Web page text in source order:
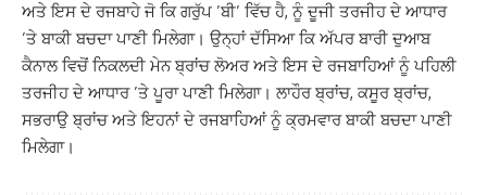
ਅਤੇ ਇਸ ਦੇ ਰਜਬਾਹੇ ਜੋ ਕਿ ਗਰੁੱਪ ’ਬੀ’ ਵਿੱਚ ਹੈ, ਨੂੰ ਦੂਜੀ ਤਰਜੀਹ ਦੇ ਆਧਾਰ
’ਤੇ ਬਾਕੀ ਬਚਦਾ ਪਾਣੀ ਮਿਲੇਗਾ। ਉਨ੍ਹਾਂ ਦੱਸਿਆ ਕਿ ਅੱਪਰ ਬਾਰੀ ਦੁਆਬ
ਕੈਨਾਲ ਵਿਚੋਂ ਨਿਕਲਦੀ ਮੇਨ ਬ੍ਰਾਂਚ ਲੋਅਰ ਅਤੇ ਇਸ ਦੇ ਰਜਬਾਹਿਆਂ ਨੂੰ ਪਹਿਲੀ
ਤਰਜੀਹ ਦੇ ਆਧਾਰ ’ਤੇ ਪੂਰਾ ਪਾਣੀ ਮਿਲੇਗਾ। ਲਾਹੌਰ ਬ੍ਰਾਂਚ, ਕਸੂਰ ਬ੍ਰਾਂਚ,
ਸਭਰਾਉ ਬ੍ਰਾਂਚ ਅਤੇ ਇਹਨਾਂ ਦੇ ਰਜਬਾਹਿਆਂ ਨੂੰ ਕ੍ਰਮਵਾਰ ਬਾਕੀ ਬਚਦਾ ਪਾਣੀ
ਮਿਲੇਗਾ।